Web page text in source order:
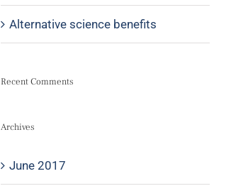
Alternative science benefits
Recent Comments
Archives
June 2017